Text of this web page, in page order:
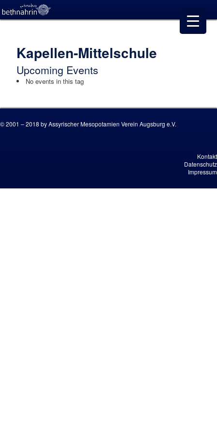
Kapellen-Mittelschule
Upcoming Events
No events in this tag
© 2001 – 2018 by Assyrischer Mesopotamien Verein Augsburg e.V.
Kontakt
Datenschutz
Impressum